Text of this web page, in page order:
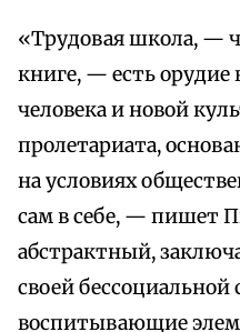
«Трудовая школа, —
книге, — есть орудие
человека и новой
пролетариата,
на условиях
сам в себе, — пишет
абстрактный,
своей
воспитывающие